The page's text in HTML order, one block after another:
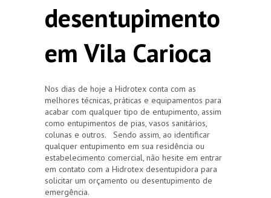
desentupimento
em Vila Carioca
Nos dias de hoje a Hidrotex conta com as
melhores técnicas, práticas e equipamentos para
acabar com qualquer tipo de entupimento, assim
como entupimentos de pias, vasos sanitários,
colunas e outros. Sendo assim, ao identificar
qualquer entupimento em sua residência ou
estabelecimento comercial, não hesite em entrar
em contato com a Hidrotex desentupidora para
solicitar um orçamento ou desentupimento de
emergência.